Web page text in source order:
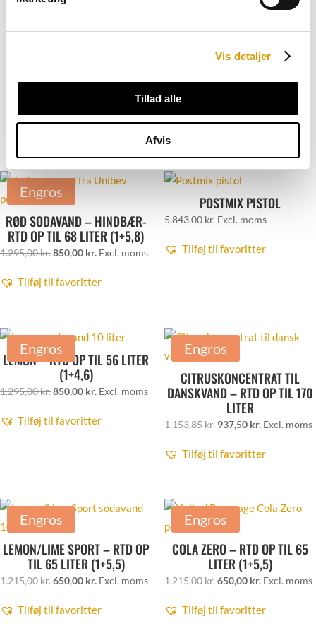
Vis detaljer
Tillad alle
Afvis
smagsoplevelser og imponere dine kunder med unikke
cocktails, så prøv vores sirup i dag. Oplev den karakteristiske
bitterhed og friskhed, der vil løfte dine drinks til nye højder.
Relaterede varer
Engros
RØD SODAVAND – HINDBÆR-
RTD OP TIL 68 LITER (1+5,8)
1.295,00kr.Den
pris
850,00 kr. Den
pris
Excl. moms
Tilføj til favoritter
POSTMIX PISTOL
5.843,00 kr. Excl. moms
Tilføj til favoritter
Engros
LEMON – RTD OP TIL 56 LITER
(1+4,6)
1.295,00kr.Den
pris
850,00 kr. Den
pris
Excl. moms
Tilføj til favoritter
Engros
CITRUSKONCENTRAT TIL
DANSKVAND – RTD OP TIL 170
LITER
1.153,85kr. Den
pris
937,50 kr. Den
pris
Excl. moms
Tilføj til favoritter
Engros
LEMON/LIME SPORT – RTD OP
TIL 65 LITER (1+5,5)
1.215,00kr.Den
pris
650,00 kr. Den
pris
Excl. moms
Tilføj til favoritter
Engros
COLA ZERO – RTD OP TIL 65
LITER (1+5,5)
1.215,00kr.Den
pris
650,00 kr. Den
pris
Excl. moms
Tilføj til favoritter